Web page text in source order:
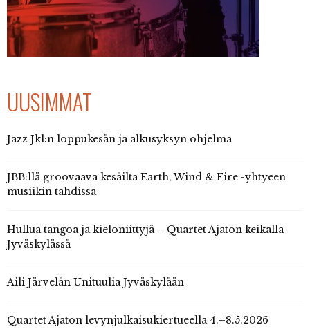
UUSIMMAT
Jazz Jkl:n loppukesän ja alkusyksyn ohjelma
JBB:llä groovaava kesäilta Earth, Wind & Fire -yhtyeen
musiikin tahdissa
Hullua tangoa ja kieloniittyjä – Quartet Ajaton keikalla
Jyväskylässä
Aili Järvelän Unituulia Jyväskylään
Quartet Ajaton levynjulkaisukiertueella 4.–8.5.2026